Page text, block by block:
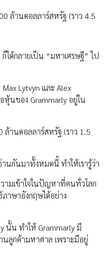
ล้านดอลลาร์สหรัฐ (ราว 4.5
ได้กลายเป็น “มหาเศรษฐี” ไป
Lytvyn และ Alex
หุ้นของ Grammarly อยู่ใน
านดอลลาร์สหรัฐ (ราว 1.5
านกันมาทั้งหมดนี้ ทำให้เรารู้ว่า
วามเข้าใจในปัญหาที่คนทั่วโลก
าษาอังกฤษได้อย่าง
นั้น ทำให้ Grammarly มี
นลูกค้ามหาศาล เพราะมีอยู่